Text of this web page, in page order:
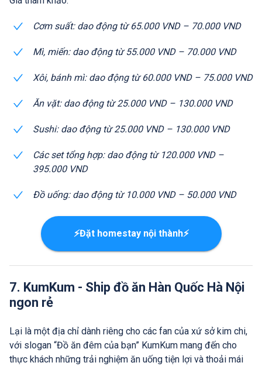
Cơm suất: dao động từ 65.000 VND – 70.000 VND
Mì, miến: dao động từ 55.000 VND – 70.000 VND
Xôi, bánh mì: dao động từ 60.000 VND – 75.000 VND
Ăn vặt: dao động từ 25.000 VND – 130.000 VND
Sushi: dao động từ 25.000 VND – 130.000 VND
Các set tổng hợp: dao động từ 120.000 VND –
395.000 VND
Đồ uống: dao động từ 10.000 VND – 50.000 VND
⚡Đặt homestay nội thành⚡
7. KumKum - Ship đồ ăn Hàn Quốc Hà Nội
ngon rẻ
Lại là một địa chỉ dành riêng cho các fan của xứ sở kim chi,
với slogan “Đồ ăn đêm của bạn” KumKum mang đến cho
thực khách những trải nghiệm ăn uống tiện lợi và thoải mái